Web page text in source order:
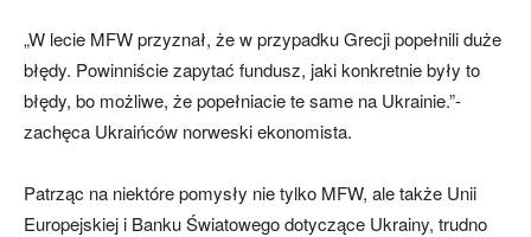
„W lecie MFW przyznał, że w przypadku Grecji popełnili duże
błędy. Powinniście zapytać fundusz, jaki konkretnie były to
błędy, bo możliwe, że popełniacie te same na Ukrainie.”-
zachęca Ukraińców norweski ekonomista.
Patrząc na niektóre pomysły nie tylko MFW, ale także Unii
Europejskiej i Banku Światowego dotyczące Ukrainy, trudno